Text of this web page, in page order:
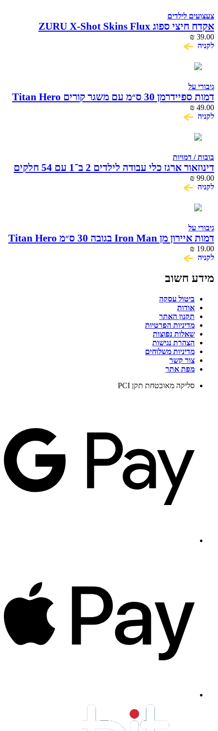
צעצועים לילדים
אקדח חיצי ספוג ZURU X-Shot Skins Flux
Graffiti
₪ 39.00
לקניה
גיבורי על
דמות ספיידרמן 30 ס״מ עם משגר קורים Titan Hero
Blast Gear Hasbro
₪ 49.00
לקניה
בובות / דמויות
דינוזאור ארגז כלי עבודה לילדים 2 ב־1 עם 54 חלקים
₪ 99.00
לקניה
גיבורי על
דמות איירון מן Iron Man בגובה 30 ס״מ Titan Hero
Series Hasbro
₪ 19.00
לקניה
מידע חשוב
ביטול עסקה
אודות
תקנון האתר
מדיניות הפרטיות
שאלות נפוצות
הצהרת נגישות
מדיניות משלוחים
צור קשר
מפת אתר
סליקה מאובטחת תקן PCI